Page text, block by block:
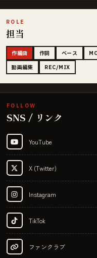
ROLE
担当
作編曲 作詞 ベース MC
動画編集
REC/MIX
FOLLOW
SNS / リンク
YouTube
X (Twitter)
Instagram
TikTok
ファンクラブ